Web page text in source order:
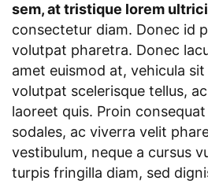
sem, at tristique lorem
consectetur diam. Donec id
volutpat pharetra. Donec
amet euismod at, vehicula
volutpat scelerisque tellus,
laoreet quis. Proin
sodales, ac viverra velit
vestibulum, neque a cursus
turpis fringilla diam, sed